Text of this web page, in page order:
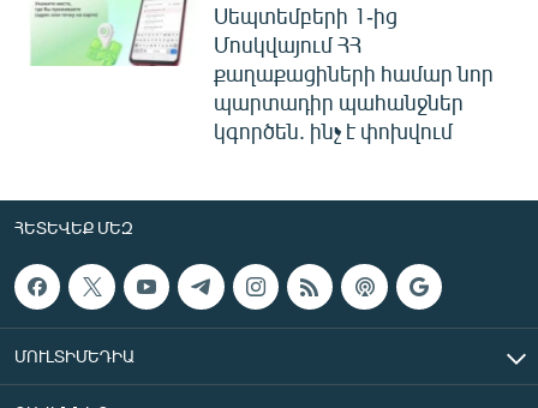
Սեպտեմբերի 1-ից
Մոսկվայում ՀՀ
քաղաքացիների համար նոր
պարտադիր պահանջներ
կգործեն. ինչ է փոխվում
ՀԵՏԵՎԵՔ ՄԵԶ
ՄՈՒԼՏԻՄԵԴԻԱ